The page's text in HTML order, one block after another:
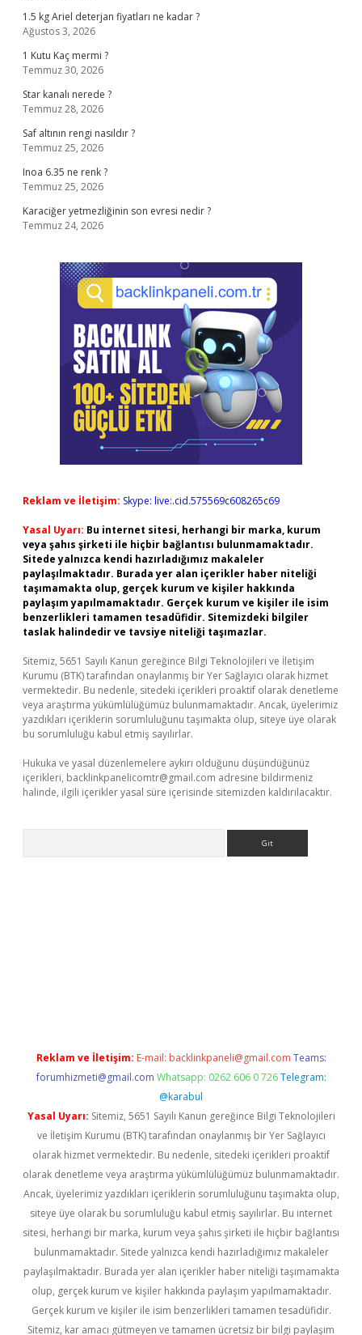
1.5 kg Ariel deterjan fiyatları ne kadar ?
Ağustos 3, 2026
1 Kutu Kaç mermi ?
Temmuz 30, 2026
Star kanalı nerede ?
Temmuz 28, 2026
Saf altının rengi nasıldır ?
Temmuz 25, 2026
Inoa 6.35 ne renk ?
Temmuz 25, 2026
Karaciğer yetmezliğinin son evresi nedir ?
Temmuz 24, 2026
Reklam ve İletişim: Skype: live:.cid.575569c608265c69
Yasal Uyarı: Bu internet sitesi, herhangi bir marka, kurum
veya şahıs şirketi ile hiçbir bağlantısı bulunmamaktadır.
Sitede yalnızca kendi hazırladığımız makaleler
paylaşılmaktadır. Burada yer alan içerikler haber niteliği
taşımamakta olup, gerçek kurum ve kişiler hakkında
paylaşım yapılmamaktadır. Gerçek kurum ve kişiler ile isim
benzerlikleri tamamen tesadüfidir. Sitemizdeki bilgiler
taslak halindedir ve tavsiye niteliği taşımazlar.
Sitemiz, 5651 Sayılı Kanun gereğince Bilgi Teknolojileri ve İletişim
Kurumu (BTK) tarafından onaylanmış bir Yer Sağlayıcı olarak hizmet
vermektedir. Bu nedenle, sitedeki içerikleri proaktif olarak denetleme
veya araştırma yükümlülüğümüz bulunmamaktadır. Ancak, üyelerimiz
yazdıkları içeriklerin sorumluluğunu taşımakta olup, siteye üye olarak
bu sorumluluğu kabul etmiş sayılırlar.
Hukuka ve yasal düzenlemelere aykırı olduğunu düşündüğünüz
içerikleri, backlinkpanelicomtr@gmail.com adresine bildirmeniz
halinde, ilgili içerikler yasal süre içerisinde sitemizden kaldırılacaktır.
Reklam ve İletişim: E-mail: backlinkpaneli@gmail.com Teams:
forumhizmeti@gmail.com Whatsapp: 0262 606 0 726 Telegram:
@karabul
Yasal Uyarı: Sitemiz, 5651 Sayılı Kanun gereğince Bilgi Teknolojileri
ve İletişim Kurumu (BTK) tarafından onaylanmış bir Yer Sağlayıcı
olarak hizmet vermektedir. Bu nedenle, sitedeki içerikleri proaktif
olarak denetleme veya araştırma yükümlülüğümüz bulunmamaktadır.
Ancak, üyelerimiz yazdıkları içeriklerin sorumluluğunu taşımakta olup,
siteye üye olarak bu sorumluluğu kabul etmiş sayılırlar. Bu internet
sitesi, herhangi bir marka, kurum veya şahıs şirketi ile hiçbir bağlantısı
bulunmamaktadır. Sitede yalnızca kendi hazırladığımız makaleler
paylaşılmaktadır. Burada yer alan içerikler haber niteliği taşımamakta
olup, gerçek kurum ve kişiler hakkında paylaşım yapılmamaktadır.
Gerçek kurum ve kişiler ile isim benzerlikleri tamamen tesadüfidir.
Sitemiz, kar amacı gütmeyen ve tamamen ücretsiz bir bilgi paylaşım